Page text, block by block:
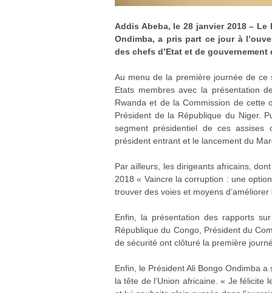
Addis Abeba, le 28 janvier 2018 –
Ondimba, a pris part ce jour à
des chefs d’Etat et de gouvernement
Au menu de la première journée de
Etats membres avec la présentation
Rwanda et de la Commission de cette
Président de la République du Niger.
segment présidentiel de ces
président entrant et le lancement du
Par ailleurs, les dirigeants africains,
2018 « Vaincre la corruption : une
trouver des voies et moyens
Enfin, la présentation des rapports
République du Congo, Président du
de sécurité ont clôturé la première
Enfin, le Président Ali Bongo Ondimba
la tête de l’Union africaine. « Je félicite